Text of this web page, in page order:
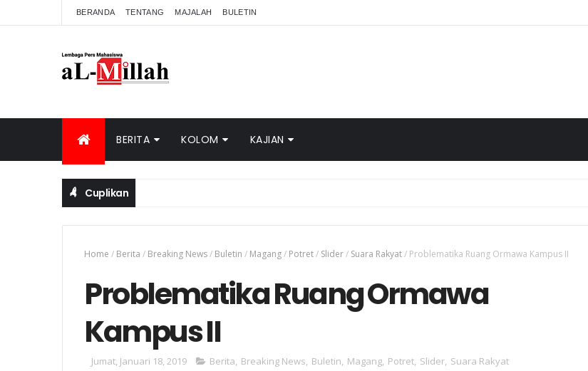
BERANDA TENTANG MAJALAH BULETIN
BERITA KOLOM KAJIAN
Cuplikan
Home / Berita / Breaking News/ Buletin / Magang/ Potret/ Slider/ Suara Rakyat/ Problematika Ruang Ormawa Kampus II
Problematika Ruang Ormawa
Kampus II
Jumat, Januari 18, 2019 Berita, Breaking News, Buletin, Magang, Potret, Slider, Suara Rakyat